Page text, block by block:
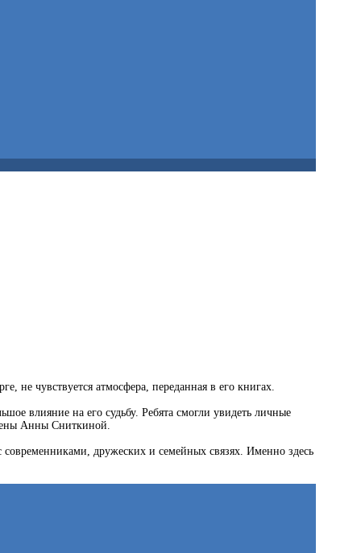
не чувствуется атмосфера, переданная в его книгах.
влияние на его судьбу. Ребята смогли увидеть личные
Анны Сниткиной.
дружеских и семейных связях. Именно здесь